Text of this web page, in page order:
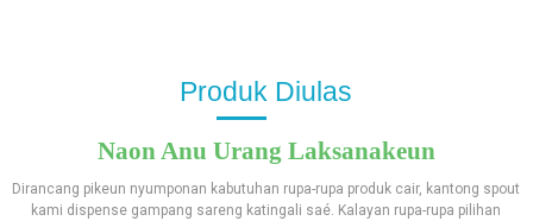
Produk Diulas
Naon Anu Urang Laksanakeun
Dirancang pikeun nyumponan kabutuhan rupa-rupa produk cair, kantong spout
kami dispense gampang sareng katingali saé. Kalayan rupa-rupa pilihan